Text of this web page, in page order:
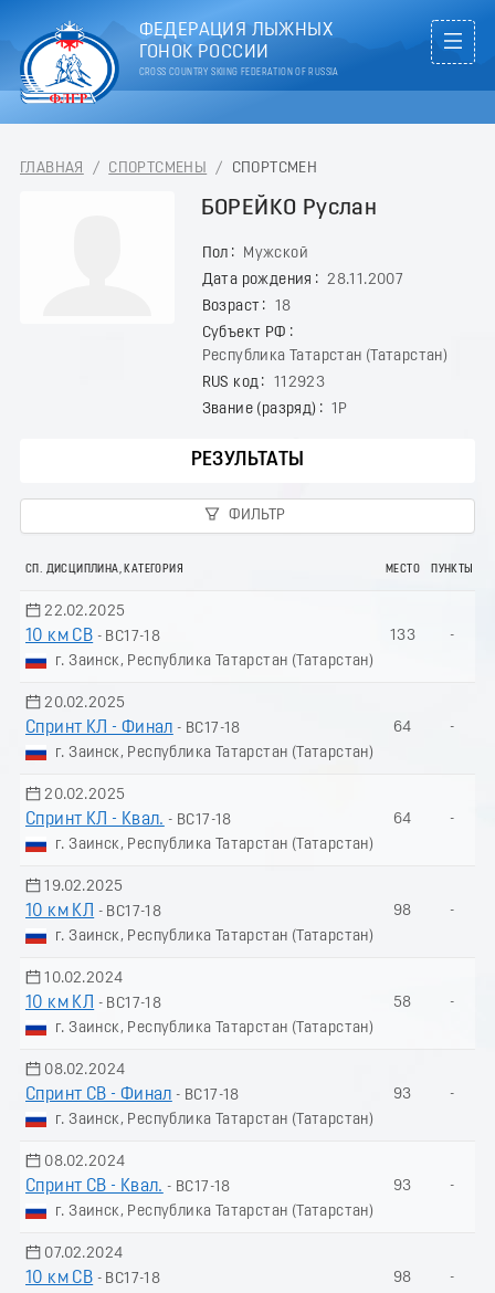
ФЕДЕРАЦИЯ ЛЫЖНЫХ
ГОНОК РОССИИ
CROSS COUNTRY SKIING FEDERATION OF RUSSIA
ГЛАВНАЯ / СПОРТСМЕНЫ / СПОРТСМЕН
БОРЕЙКО Руслан
Пол
Мужской
Дата рождения
28.11.2007
Возраст
18
Субъект РФ
Республика Татарстан (Татарстан)
RUS код
112923
Звание (разряд)
1Р
РЕЗУЛЬТАТЫ
ФИЛЬТР
СП. ДИСЦИПЛИНА, КАТЕГОРИЯ МЕСТО ПУНКТЫ
22.02.2025
10 км СВ - ВС17-18
г. Заинск, Республика Татарстан (Татарстан)
133 -
20.02.2025
Спринт КЛ - Финал - ВС17-18
г. Заинск, Республика Татарстан (Татарстан)
64 -
20.02.2025
Спринт КЛ - Квал. - ВС17-18
г. Заинск, Республика Татарстан (Татарстан)
64 -
19.02.2025
10 км КЛ
- ВС17-18
г. Заинск, Республика Татарстан (Татарстан)
98 -
10.02.2024
10 км КЛ
- ВС17-18
г. Заинск, Республика Татарстан (Татарстан)
58 -
08.02.2024
Спринт СВ - Финал - ВС17-18
г. Заинск, Республика Татарстан (Татарстан)
93 -
08.02.2024
Спринт СВ - Квал. - ВС17-18
г. Заинск, Республика Татарстан (Татарстан)
93 -
07.02.2024
10 км СВ - ВС17-18
98 -